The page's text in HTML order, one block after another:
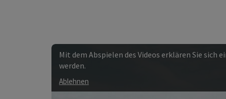
Mit dem Abspielen des Videos erklären Sie sich
werden.
Ablehnen